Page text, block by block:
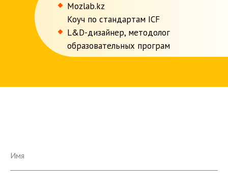
Mozlab.kz
Коуч по стандартам ICF
L&D-дизайнер, методолог
образовательных програм